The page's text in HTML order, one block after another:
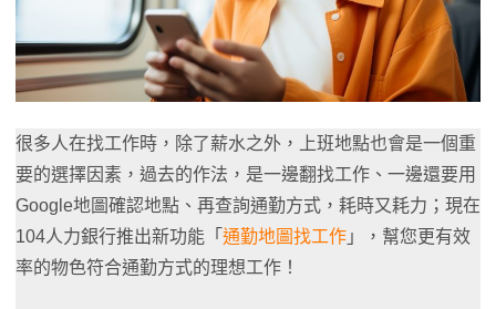
很多人在找工作時，除了薪水之外，上班地點也會是一個重
要的選擇因素，過去的作法，是一邊翻找工作、一邊還要用
Google地圖確認地點、再查詢通勤方式，耗時又耗力；現在
104人力銀行推出新功能「 通勤地圖找工作 」，幫您更有效
率的物色符合通勤方式的理想工作！